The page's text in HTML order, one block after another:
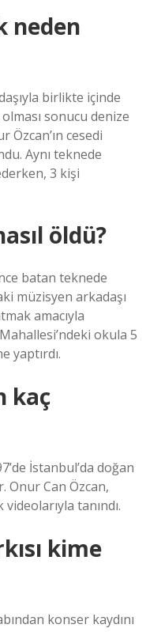
neden
birlikte içinde
sonucu denize
Özcan’ın cesedi
Aynı teknede
3 kişi
öldü?
batan teknede
müzisyen arkadaşı
amacıyla
okula 5
yaptırdı.
kaç
İstanbul’da doğan
Onur Can Özcan,
videolarıyla tanındı.
kime
konser kaydını